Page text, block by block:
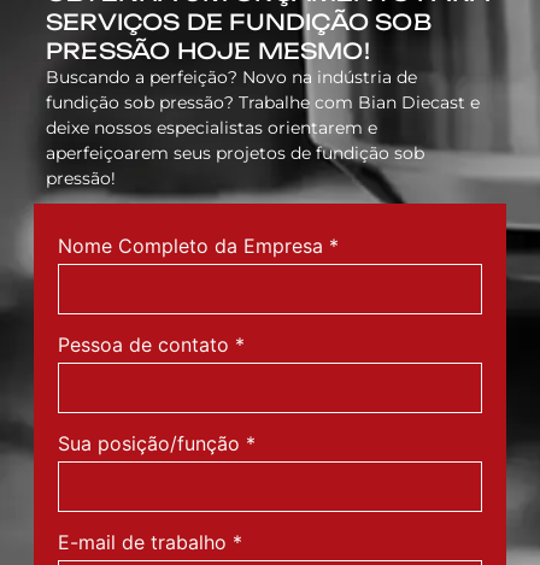
OBTENHA UM ORÇAMENTO PARA
SERVIÇOS DE FUNDIÇÃO SOB
PRESSÃO HOJE MESMO!
Buscando a perfeição? Novo na indústria de
fundição sob pressão? Trabalhe com Bian Diecast e
deixe nossos especialistas orientarem e
aperfeiçoarem seus projetos de fundição sob
pressão!